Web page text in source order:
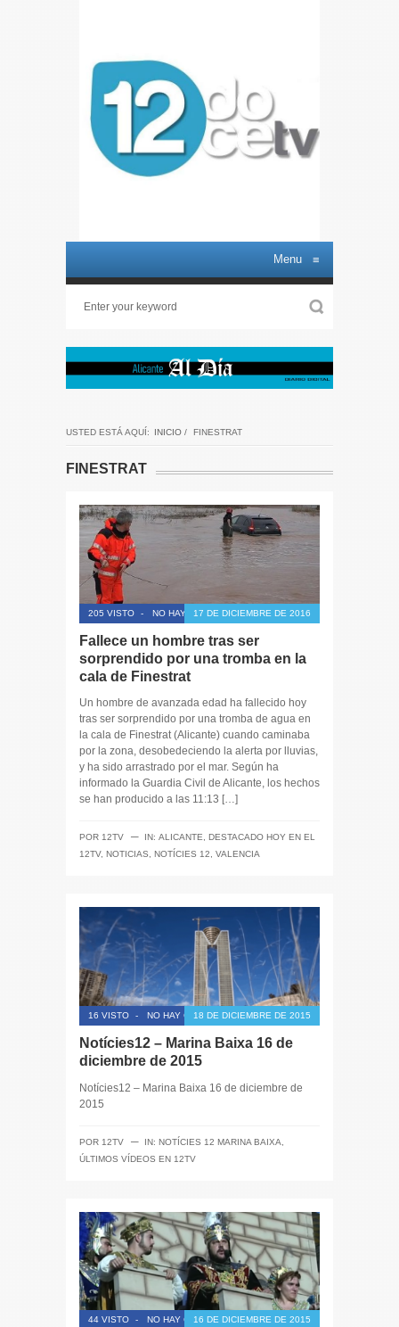
Menu ≡
USTED ESTÁ AQUÍ: INICIO / FINESTRAT
FINESTRAT
205 VISTO - NO HAY COMENTARIOS
17 DE DICIEMBRE DE 2016
Fallece un hombre tras ser
sorprendido por una tromba en la
cala de Finestrat
Un hombre de avanzada edad ha fallecido hoy
tras ser sorprendido por una tromba de agua en
la cala de Finestrat (Alicante) cuando caminaba
por la zona, desobedeciendo la alerta por lluvias,
y ha sido arrastrado por el mar. Según ha
informado la Guardia Civil de Alicante, los hechos
se han producido a las 11:13 […]
POR 12TV ─ IN: ALICANTE, DESTACADO HOY EN EL
12TV, NOTICIAS, NOTÍCIES 12, VALENCIA
16 VISTO - NO HAY COMENTARIOS
18 DE DICIEMBRE DE 2015
Notícies12 – Marina Baixa 16 de
diciembre de 2015
Notícies12 – Marina Baixa 16 de diciembre de
2015
POR 12TV ─ IN: NOTÍCIES 12 MARINA BAIXA
ÚLTIMOS VÍDEOS EN 12TV
44 VISTO - NO HAY COMENTARIOS
16 DE DICIEMBRE DE 2015